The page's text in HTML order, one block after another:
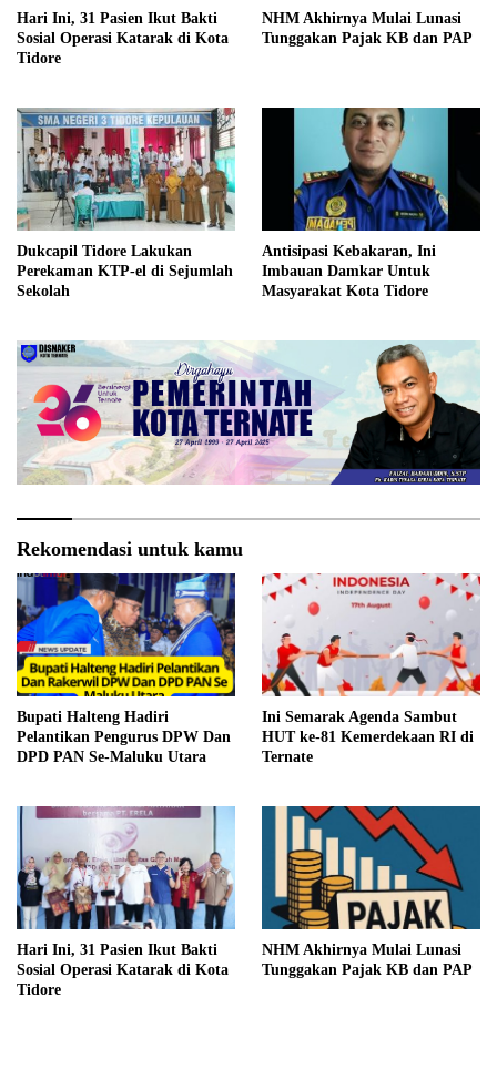
Hari Ini, 31 Pasien Ikut Bakti
Sosial Operasi Katarak di Kota
Tidore
NHM Akhirnya Mulai Lunasi
Tunggakan Pajak KB dan PAP
Dukcapil Tidore Lakukan
Perekaman KTP-el di Sejumlah
Sekolah
Antisipasi Kebakaran, Ini
Imbauan Damkar Untuk
Masyarakat Kota Tidore
Rekomendasi untuk kamu
Bupati Halteng Hadiri
Pelantikan Pengurus DPW Dan
DPD PAN Se-Maluku Utara
Ini Semarak Agenda Sambut
HUT ke-81 Kemerdekaan RI di
Ternate
Hari Ini, 31 Pasien Ikut Bakti
Sosial Operasi Katarak di Kota
Tidore
NHM Akhirnya Mulai Lunasi
Tunggakan Pajak KB dan PAP